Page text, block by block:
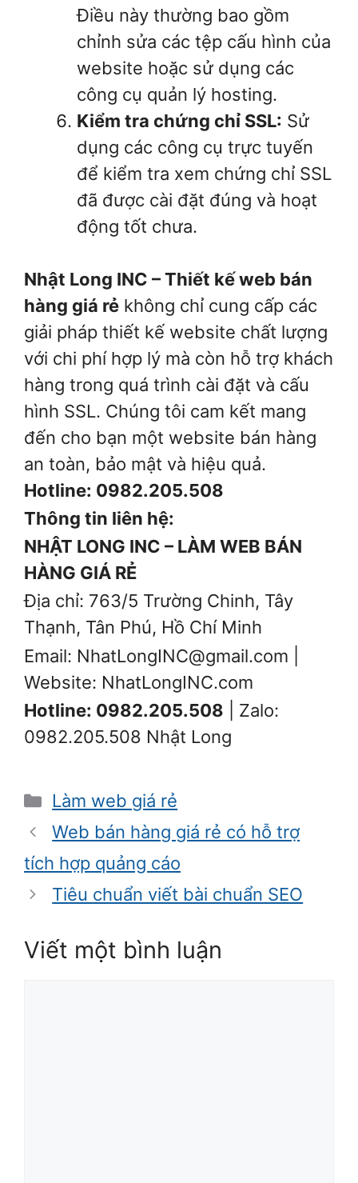
Điều này thường bao gồm
chỉnh sửa các tệp cấu hình của
website hoặc sử dụng các
công cụ quản lý hosting.
Kiểm tra chứng chỉ SSL: Sử
dụng các công cụ trực tuyến
để kiểm tra xem chứng chỉ SSL
đã được cài đặt đúng và hoạt
động tốt chưa.
Nhật Long INC – Thiết kế web bán
hàng giá rẻ không chỉ cung cấp các
giải pháp thiết kế website chất lượng
với chi phí hợp lý mà còn hỗ trợ khách
hàng trong quá trình cài đặt và cấu
hình SSL. Chúng tôi cam kết mang
đến cho bạn một website bán hàng
an toàn, bảo mật và hiệu quả.
Hotline: 0982.205.508
Thông tin liên hệ:
NHẬT LONG INC – LÀM WEB BÁN
HÀNG GIÁ RẺ
Địa chỉ: 763/5 Trường Chinh, Tây
Thạnh, Tân Phú, Hồ Chí Minh
Email: NhatLongINC@gmail.com |
Website: NhatLongINC.com
Hotline: 0982.205.508 | Zalo:
0982.205.508 Nhật Long
Danh
mục
Làm web giá rẻ
Web bán hàng giá rẻ có hỗ trợ
tích hợp quảng cáo
Tiêu chuẩn viết bài chuẩn SEO
Viết một bình luận